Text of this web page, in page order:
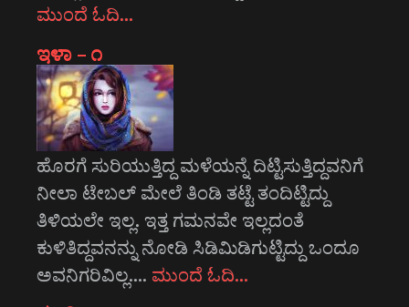
ಮುಂದೆ ಓದಿ…
ಇಳಾ – ೧
ಹೊರಗೆ ಸುರಿಯುತ್ತಿದ್ದ ಮಳೆಯನ್ನೆ ದಿಟ್ಟಿಸುತ್ತಿದ್ದವನಿಗೆ
ನೀಲಾ ಟೇಬಲ್ ಮೇಲೆ ತಿಂಡಿ ತಟ್ಟೆ ತಂದಿಟ್ಟಿದ್ದು
ತಿಳಿಯಲೇ ಇಲ್ಲ. ಇತ್ತ ಗಮನವೇ ಇಲ್ಲದಂತೆ
ಕುಳಿತಿದ್ದವನನ್ನು ನೋಡಿ ಸಿಡಿಮಿಡಿಗುಟ್ಟಿದ್ದು ಒಂದೂ
ಅವನಿಗರಿವಿಲ್ಲ.… ಮುಂದೆ ಓದಿ…